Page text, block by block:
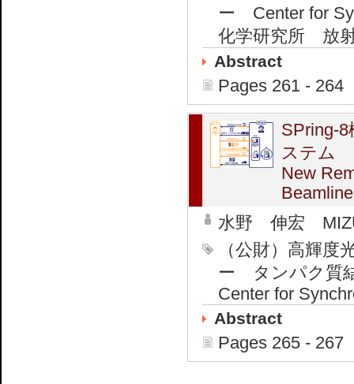
ー Center for
化学研究所 放
Abstract
Pages 261 - 264
SPring-
ステム
New
水野 伸宏
（公財）高輝
ー タンパク質
Center for
Abstract
Pages 265 - 267